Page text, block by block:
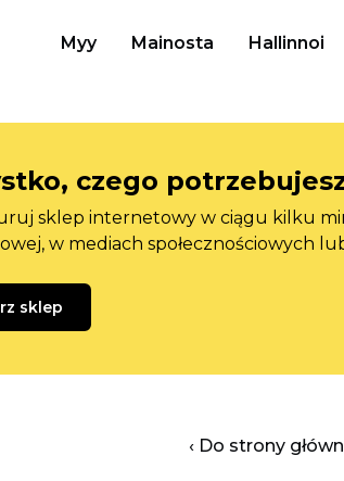
Myy Mainosta Hallinnoi
czego
sklep internetowy w ciągu kilku
w mediach społecznościowych
sklep
‹ Do strony